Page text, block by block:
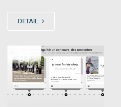
DETAIL
03